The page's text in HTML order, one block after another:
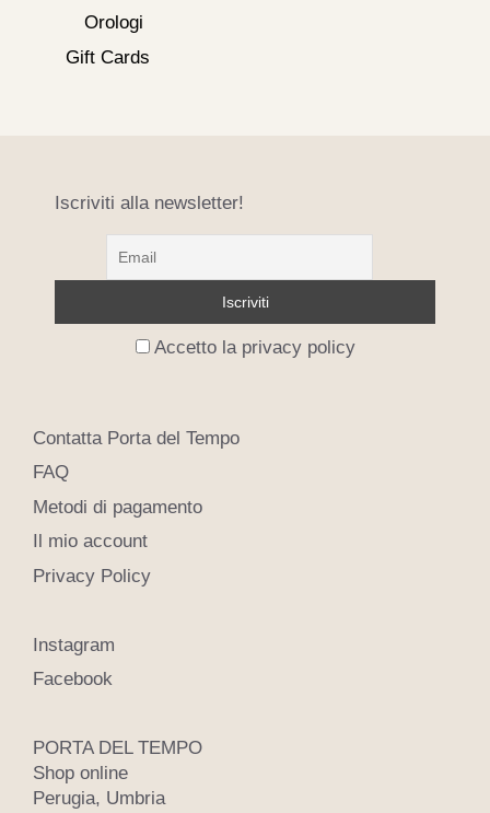
Orologi
Gift Cards
Iscriviti alla newsletter!
Accetto la privacy policy
Contatta Porta del Tempo
FAQ
Metodi di pagamento
Il mio account
Privacy Policy
Instagram
Facebook
PORTA DEL TEMPO
Shop online
Perugia, Umbria